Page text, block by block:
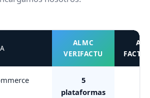
ALMC
VERIFACTU
5
plataformas